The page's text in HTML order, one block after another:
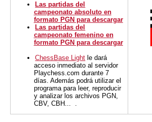
Las partidas del
campeonato absoluto en
formato PGN para descargar
Las partidas del
campeonato femenino en
formato PGN para descargar
ChessBase Light le dará
acceso inmediato al servidor
Playchess.com durante 7
días. Además podrá utilizar el
programa para leer, reproducir
y analizar los archivos PGN,
CBV, CBH... .